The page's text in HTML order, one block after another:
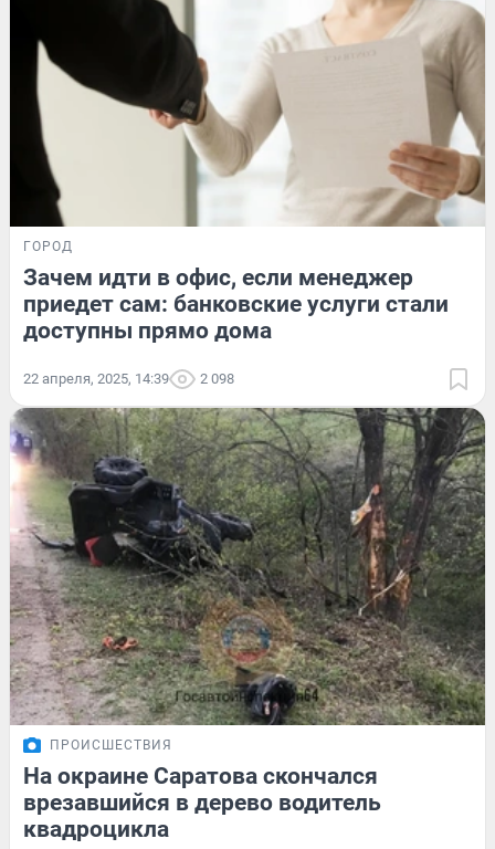
ГОРОД
Зачем идти в офис, если менеджер
приедет сам: банковские услуги стали
доступны прямо дома
22 апреля, 2025, 14:39 2 098
ПРОИСШЕСТВИЯ
На окраине Саратова скончался
врезавшийся в дерево водитель
квадроцикла